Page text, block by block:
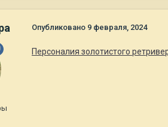
Опубликовано 9 февраля, 2024
Персоналия золотистого